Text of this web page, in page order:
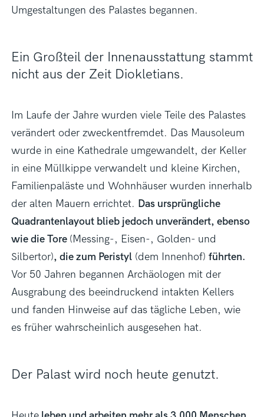
Umgestaltungen des Palastes begannen.
Ein Großteil der Innenausstattung stammt
nicht aus der Zeit Diokletians.
Im Laufe der Jahre wurden viele Teile des Palastes
verändert oder zweckentfremdet. Das Mausoleum
wurde in eine Kathedrale umgewandelt, der Keller
in eine Müllkippe verwandelt und kleine Kirchen,
Familienpaläste und Wohnhäuser wurden innerhalb
der alten Mauern errichtet. Das ursprüngliche
Quadrantenlayout blieb jedoch unverändert, ebenso
wie die Tore (Messing-, Eisen-, Golden- und
Silbertor), die zum Peristyl(dem Innenhof) führten.
Vor 50 Jahren begannen Archäologen mit der
Ausgrabung des beeindruckend intakten Kellers
und fanden Hinweise auf das tägliche Leben, wie
es früher wahrscheinlich ausgesehen hat.
Der Palast wird noch heute genutzt.